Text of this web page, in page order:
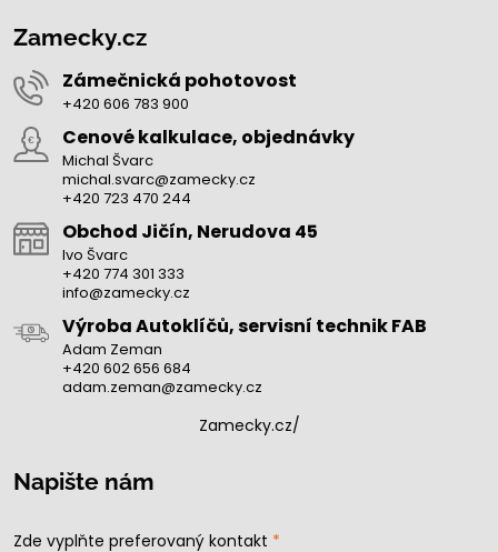
Zamecky.cz
Zámečnická pohotovost
+420 606 783 900
Cenové kalkulace, objednávky
Michal Švarc
michal.svarc@zamecky.cz
+420 723 470 244
Obchod Jičín, Nerudova 45
Ivo Švarc
+420 774 301 333
info@zamecky.cz
Výroba Autoklíčů, servisní technik FAB
Adam Zeman
+420 602 656 684
adam.zeman@zamecky.cz
Zamecky.cz/
Napište nám
Zde vyplňte preferovaný kontakt *